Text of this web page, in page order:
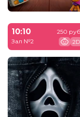
10:10
Зал №2
250 руб.
2D